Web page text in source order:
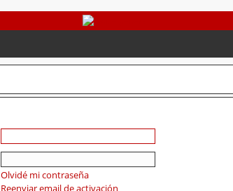
Olvidé mi contraseña
Reenviar email de activación